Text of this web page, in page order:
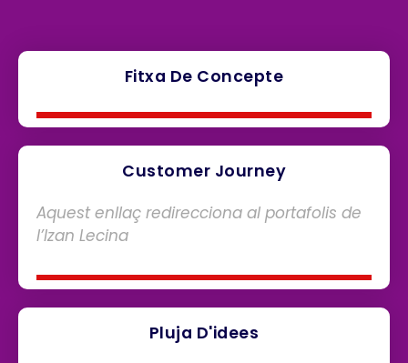
Fitxa De Concepte
Customer Journey
Aquest enllaç redirecciona al portafolis de
l’Izan Lecina
Pluja D'idees